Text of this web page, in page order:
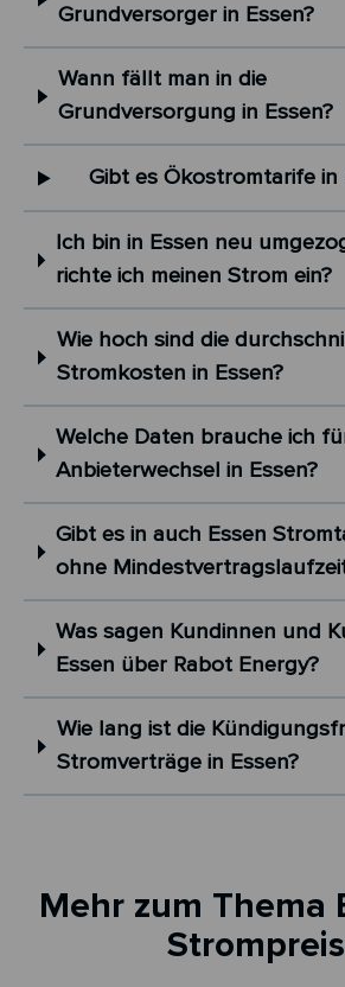
Grundversorger in Essen?
Wann fällt man in die
Grundversorgung in Essen?
Gibt es Ökostromtarife in
Ich bin in Essen neu
richte ich meinen Strom ein?
Wie hoch sind die
Stromkosten in Essen?
Welche Daten brauche ich
Anbieterwechsel in Essen?
Gibt es in auch Essen
ohne
Was sagen Kundinnen und
Essen über Rabot Energy?
Wie lang ist die
Stromverträge in Essen?
Mehr zum Thema